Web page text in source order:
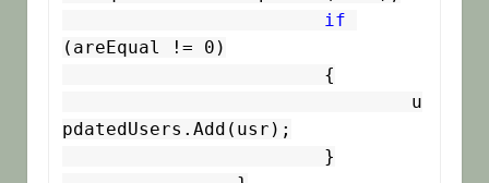
if
(areEqual != 0)
pdatedUsers.Add(usr);